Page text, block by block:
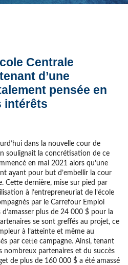
Centrale
d’une
pensée en
intérêts
dans la nouvelle cour de
soulignait la concrétisation de ce
en mai 2021 alors qu’une
ayant pour but d’embellir la cour
Cette dernière, mise sur pied par
à l’entrepreneuriat de l’école
par le Carrefour Emploi
plus de 24 000 $ pour la
se sont greffés au projet, ce
à l’atteinte et même au
par cette campagne. Ainsi, tenant
partenaires et du succès
de plus de 160 000 $ a été amassé